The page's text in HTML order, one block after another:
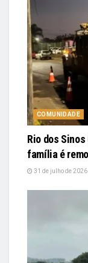
COMUNIDADE
Rio dos
família é
31 de julho de 2026